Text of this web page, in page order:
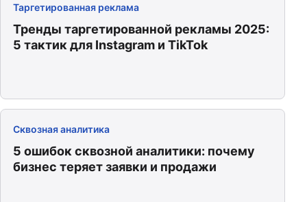
Таргетированная реклама
Тренды таргетированной рекламы 2025:
5 тактик для Instagram и TikTok
Сквозная аналитика
5 ошибок сквозной аналитики: почему
бизнес теряет заявки и продажи